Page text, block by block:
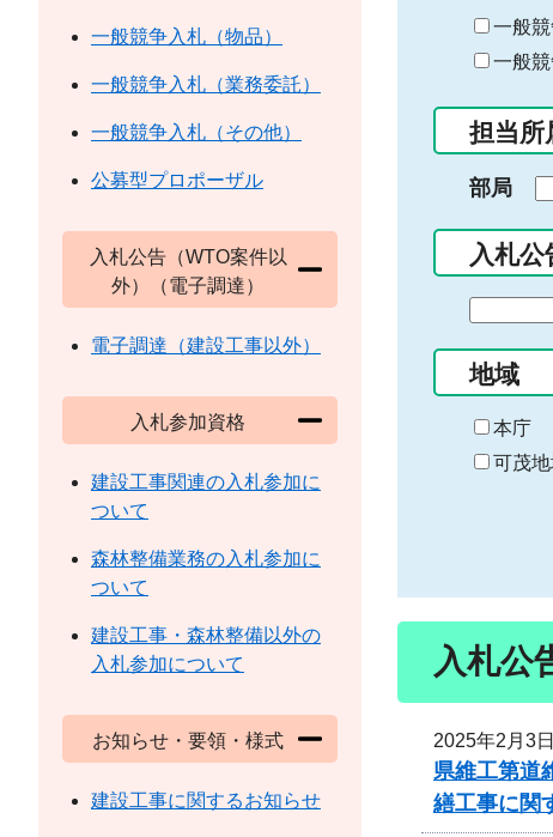
一般競
一般競
担当所
部局
入札公
の
始
ま
り
地域
本庁
可茂
入札公
2025年2月3
県維工第
繕工事に関
一般競争入札（物品）
一般競争入札（業務委託）
一般競争入札（その他）
公募型プロポーザル
入札公告（WTO案件以
外）（電子調達）
電子調達（建設工事以外）
入札参加資格
建設工事関連の入札参加に
ついて
森林整備業務の入札参加に
ついて
建設工事・森林整備以外の
入札参加について
お知らせ・要領・様式
建設工事に関するお知らせ